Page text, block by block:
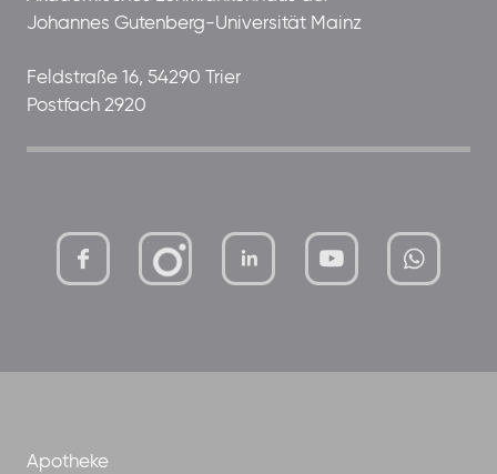
Johannes Gutenberg-Universität Mainz
Feldstraße 16, 54290 Trier
Postfach 2920
mutterhaus-xMBTtqOwC1KKBww
Apotheke